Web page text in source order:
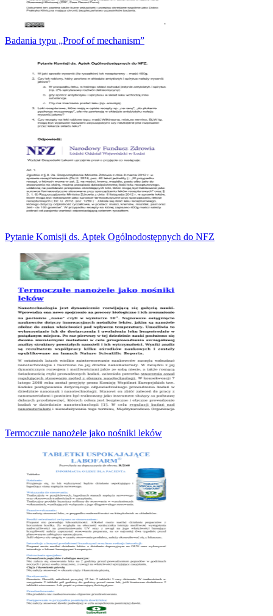
Badania typu „Proof of mechanism”
Pytanie Komisji ds. Aptek Ogólnodostępnych do NFZ
Termoczułe nanożele jako nośniki leków